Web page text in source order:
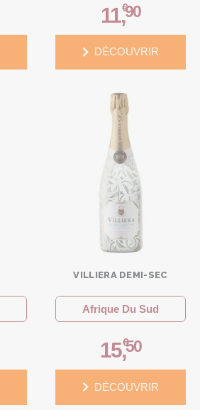
11
,€90
DÉCOUVRIR
VILLIERA DEMI-SEC
Afrique Du Sud
15
,€50
DÉCOUVRIR